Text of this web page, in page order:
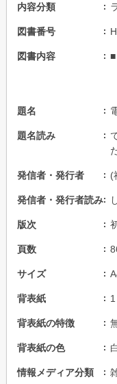
内容分類
図書番号
図書内容
題名
題名読み
発信者・発行者 (
発信者・発行者読み
版次
頁数
サイズ
背表紙 1
背表紙の特徴
背表紙の色
情報メディア分類